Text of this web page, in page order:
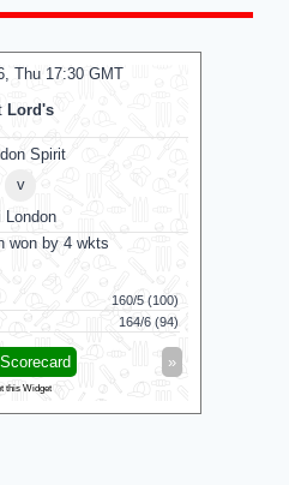
Thu 17:30 GMT
Lord's
Spirit
v
London
won by 4 wkts
160/5 (100)
164/6 (94)
»
this Widget